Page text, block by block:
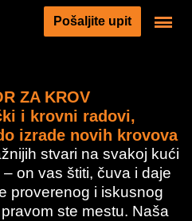
Pošaljite upit
ZA KROV
i krovni radovi,
izrade novih krovova
stvari na svakoj kući
on vas štiti, čuva i daje
proverenog i iskusnog
ste mestu. Naša